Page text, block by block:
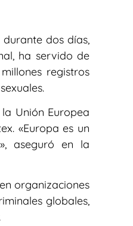
dos días,
ha servido de
registros
Unión Europea
«Europa es un
aseguró en la
organizaciones
globales,